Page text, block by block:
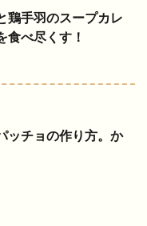
鶏手羽のスープカレ
食べ尽くす！
ッチョの作り方。か